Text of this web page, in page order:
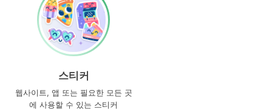
스티커
웹사이트, 앱 또는 필요한 모든 곳
에 사용할 수 있는 스티커